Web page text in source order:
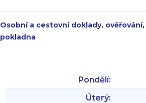
Osobní a cestovní doklady,
pokladna
Pondělí:
Úterý: